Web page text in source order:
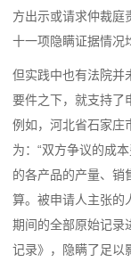
方出示或请求仲裁庭
十一项隐瞒证据情况
但实践中也有法院并
要件之下，就支持了
例如，河北省石家庄
为：“双方争议的成
的各产品的产量、销
算。被申请人主张的
期间的全部原始记录
记录》，隐瞒了足以